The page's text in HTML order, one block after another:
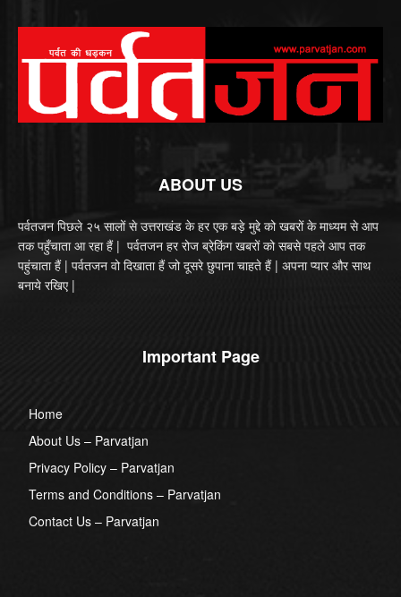
ABOUT US
पर्वतजन पिछले २५ सालों से उत्तराखंड के हर एक बड़े मुद्दे को खबरों के माध्यम से आप
तक पहुँचाता आ रहा हैं | पर्वतजन हर रोज ब्रेकिंग खबरों को सबसे पहले आप तक
पहुंचाता हैं | पर्वतजन वो दिखाता हैं जो दूसरे छुपाना चाहते हैं | अपना प्यार और साथ
बनाये रखिए |
Important Page
Home
About Us – Parvatjan
Privacy Policy – Parvatjan
Terms and Conditions – Parvatjan
Contact Us – Parvatjan